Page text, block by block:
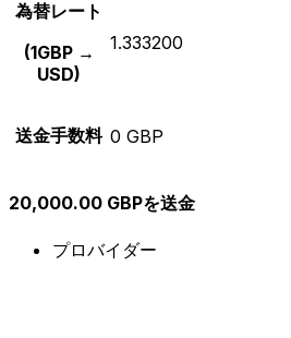
為替レート
(1GBP →
USD)
1.333200
送金手数料 0 GBP
20,000.00 GBPを送金
プロバイダー